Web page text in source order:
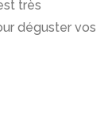
très
déguster vos